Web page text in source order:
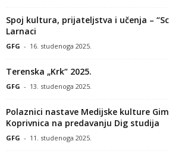
Spoj kultura, prijateljstva i učenja –
Larnaci
GFG - 16. studenoga 2025.
Terenska „Krk“ 2025.
GFG - 13. studenoga 2025.
Polaznici nastave Medijske kulture
Koprivnica na predavanju Dig studija
GFG - 11. studenoga 2025.